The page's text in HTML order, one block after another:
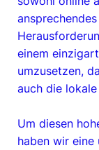
einem
umzusetzen,
auch die
Um diesen
haben wir eine